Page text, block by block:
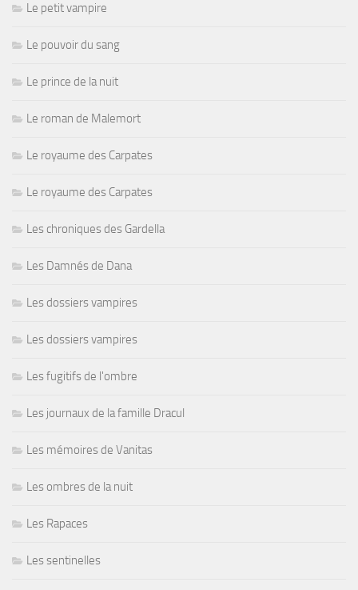
Le petit vampire
Le pouvoir du sang
Le prince de la nuit
Le roman de Malemort
Le royaume des Carpates
Le royaume des Carpates
Les chroniques des Gardella
Les Damnés de Dana
Les dossiers vampires
Les dossiers vampires
Les fugitifs de l'ombre
Les journaux de la famille Dracul
Les mémoires de Vanitas
Les ombres de la nuit
Les Rapaces
Les sentinelles